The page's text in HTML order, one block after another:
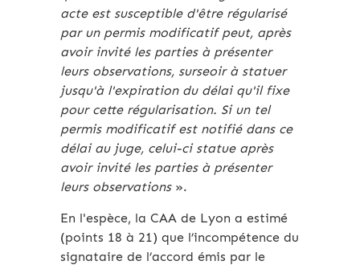
acte est susceptible d'être régularisé
par un permis modificatif peut, après
avoir invité les parties à présenter
leurs observations, surseoir à statuer
jusqu'à l'expiration du délai qu'il fixe
pour cette régularisation. Si un tel
permis modificatif est notifié dans ce
délai au juge, celui-ci statue après
avoir invité les parties à présenter
leurs observations ».
En l'espèce, la CAA de Lyon a estimé
(points 18 à 21) que l’incompétence du
signataire de l’accord émis par le